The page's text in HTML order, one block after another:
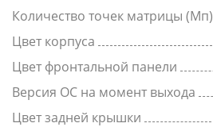
Количество точек матрицы (Мп)
Цвет корпуса
Цвет фронтальной панели
Версия ОС на момент выхода
Цвет задней крышки